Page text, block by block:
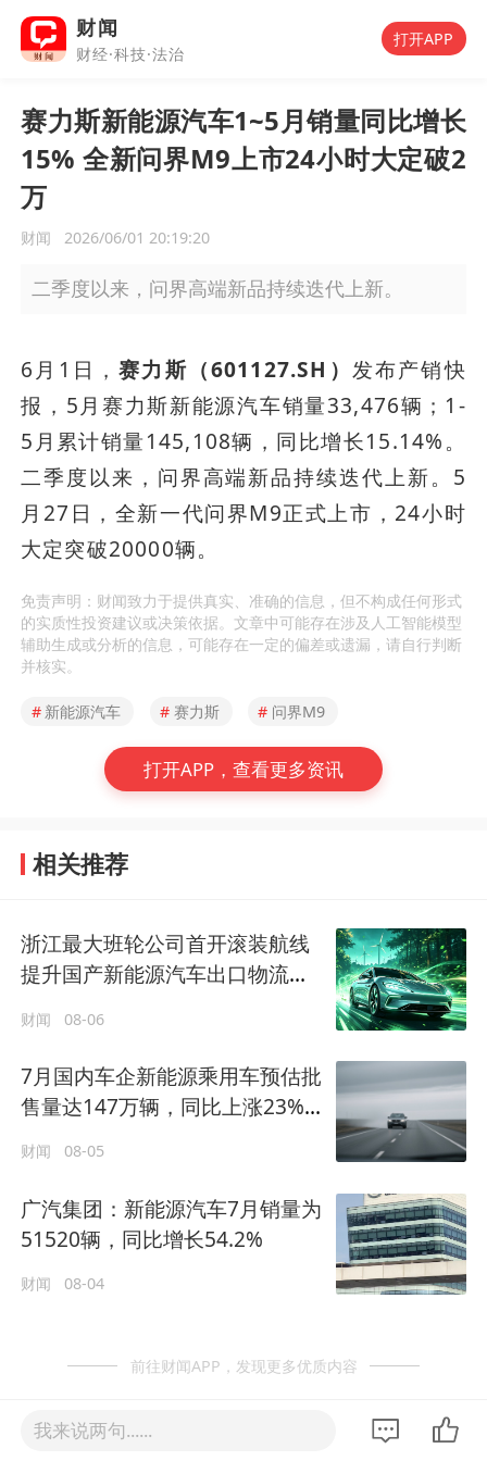
财闻
财经·科技·法治
打开APP
赛力斯新能源汽车1~5月销量同比增长
15% 全新问界M9上市24小时大定破2
万
财闻 2026/06/01 20:19:20
二季度以来，问界高端新品持续迭代上新。
6月1日，赛力斯（601127.SH） 发布产销快
报，5月赛力斯新能源汽车销量33,476辆；1-
5月累计销量145,108辆，同比增长15.14%。
二季度以来，问界高端新品持续迭代上新。5
月27日，全新一代问界M9正式上市，24小时
大定突破20000辆。
免责声明：财闻致力于提供真实、准确的信息，但不构成任何形式
的实质性投资建议或决策依据。文章中可能存在涉及人工智能模型
辅助生成或分析的信息，可能存在一定的偏差或遗漏，请自行判断
并核实。
# 新能源汽车 # 赛力斯 # 问界M9
打开APP，查看更多资讯
相关推荐
浙江最大班轮公司首开滚装航线
提升国产新能源汽车出口物流效
财闻 08-06
7月国内车企新能源乘用车预估批
售量达147万辆，同比上涨23%
财闻 08-05
广汽集团：新能源汽车7月销量为
51520辆，同比增长54.2%
财闻 08-04
前往财闻APP，发现更多优质内容
我来说两句......